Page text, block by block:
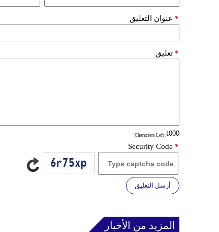
عنوان التعليق *
تعليق *
: Characters Left
Security Code *
أرسل التعليق
المزيد من الأخبار